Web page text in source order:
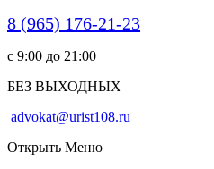
8 (965) 176-21-23
c 9:00 до 21:00
БЕЗ ВЫХОДНЫХ
advokat@urist108.ru
Открыть Меню